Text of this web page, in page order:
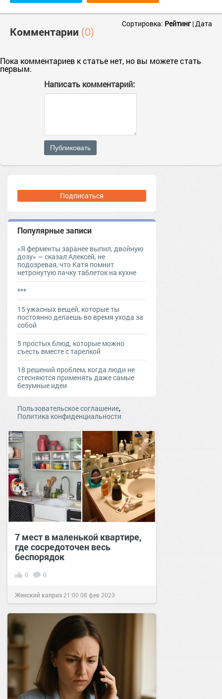
Комментарии (0)
Сортировка: Рейтинг|Дата
Пока комментариев к статье нет, но вы можете стать
первым.
Написать комментарий:
Публиковать
Подписаться
Популярные записи
«Я ферменты заранее выпил, двойную
дозу» — сказал Алексей, не
подозревая, что Катя помнит
нетронутую пачку таблеток на кухне
***
15 ужасных вещей, которые ты
постоянно делаешь во время ухода за
собой
5 простых блюд, которые можно
съесть вместе с тарелкой
18 решений проблем, когда люди не
стесняются применять даже самые
безумные идеи
Пользовательское соглашение,
Политика конфиденциальности
7 мест в маленькой квартире,
где сосредоточен весь
беспорядок
0 0
Женский каприз 21:00 08 фев 2023